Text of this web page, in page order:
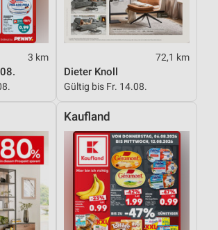
3 km 72,1 km
Dieter Knoll
Gültig bis Fr. 14.08.
Kaufland